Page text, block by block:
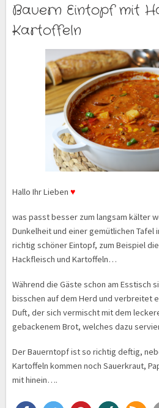
Bauern Eintopf mit
Kartoffeln
Hallo Ihr Lieben ♥
was passt besser zum langsam kälter
Dunkelheit und einer gemütlichen Tafel
richtig schöner Eintopf, zum Beispiel
Hackfleisch und Kartoffeln…
Während die Gäste schon am Esstisch
bisschen auf dem Herd und verbreitet
Duft, der sich vermischt mit dem
gebackenem Brot, welches dazu
Der Bauerntopf ist so richtig deftig,
Kartoffeln kommen noch Sauerkraut,
mit hinein….